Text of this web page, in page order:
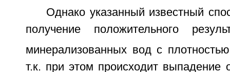
Однако указанный известный
получение положительного
минерализованных вод с
т.к. при этом происходит выпадение